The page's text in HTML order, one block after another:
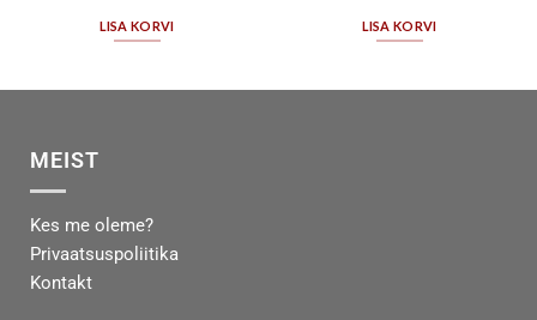
LISA KORVI LISA KORVI
MEIST
Kes me oleme?
Privaatsuspoliitika
Kontakt